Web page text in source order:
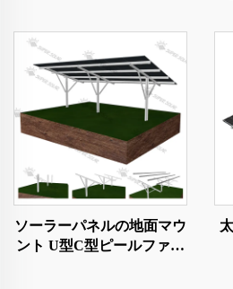
ソーラーパネルの地面マウ
ント U型C型ピールファウ